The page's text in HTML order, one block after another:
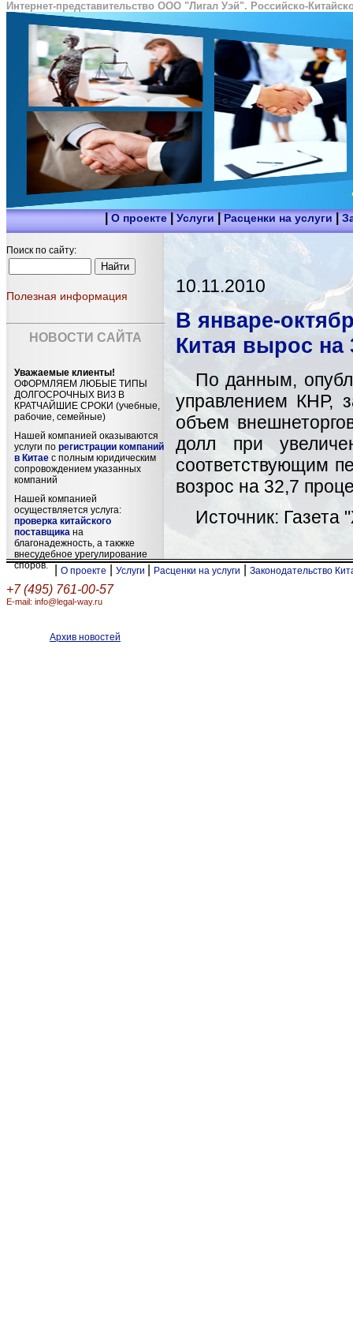
Интернет-представительство ООО "Лигал Уэй". Российско-
|О проекте|Услуги |Расценки на услуги|
Поиск по сайту:
Полезная информация
НОВОСТИ САЙТА
Уважаемые клиенты!
ОФОРМЛЯЕМ ЛЮБЫЕ ТИПЫ
ДОЛГОСРОЧНЫХ ВИЗ В
КРАТЧАЙШИЕ СРОКИ (учебные,
рабочие, семейные)
Нашей компанией оказываются
услуги по регистрации компаний
в Китае с полным юридическим
сопровождением указанных
компаний
Нашей компанией
осуществляется услуга:
проверка китайского
поставщика на
благонадежность, а такжке
внесудебное урегулирование
споров.
Архив новостей
10.11.2010
В январе-
Китая вырос на
По данным,
управлением КНР,
объем
долл при
соответствующим
возрос на 32,7
Источник:
О проекте Услуги Расценки на услуги Законодательство
+7 (495) 761-00-57
E-mail: info@legal-way.ru